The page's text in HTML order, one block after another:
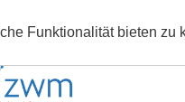
Funktionalität bieten zu